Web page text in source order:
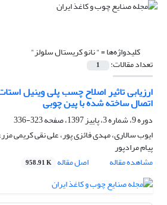
کلیدواژه‌ها =" نانو کریستال سلولز"
تعداد مقالات: 1
ارزیابی تاثیر اصلاح چسب پلی وینیل
اتصال‌ ساخته شده با پین چوبی
دوره 9، شماره 3، پاییز 1397، صفحه
323-336
ایوب سالاری، مهدی فائزی پور، علی نقی کریمی
پیام مرادپور
مشاهده مقاله
اصل مقاله 958.91 K